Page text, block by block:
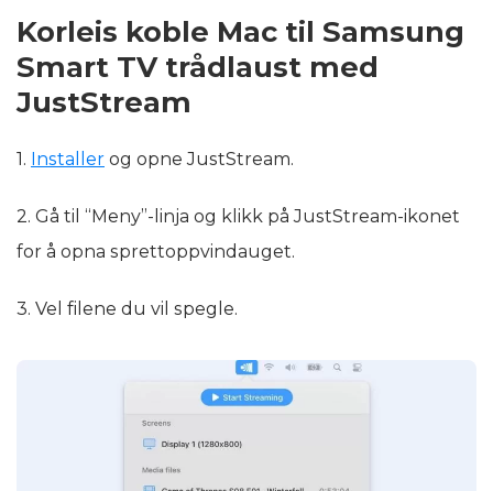
Korleis koble Mac til Samsung
Smart TV trådlaust med
JustStream
1. Installer og opne JustStream.
2. Gå til “Meny”-linja og klikk på JustStream-ikonet
for å opna sprettoppvindauget.
3. Vel filene du vil spegle.